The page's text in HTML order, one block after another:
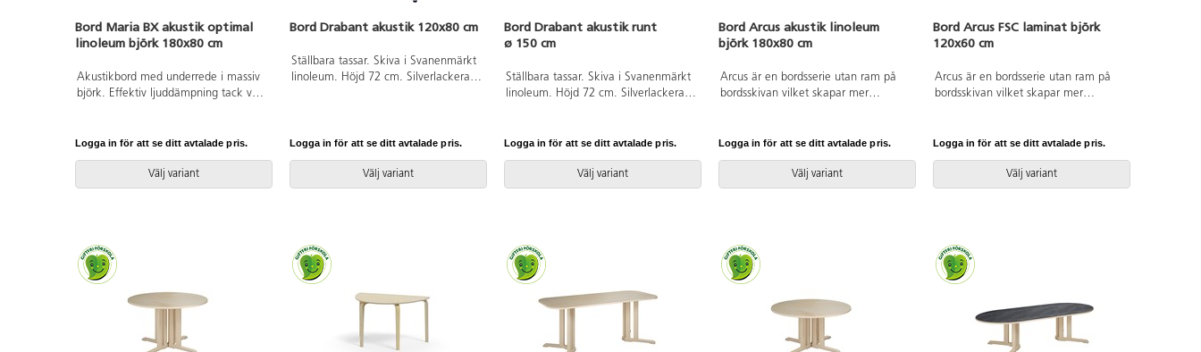
Bord Maria BX akustik optimal
linoleum björk 180x80 cm
Akustikbord med underrede i massiv
björk. Effektiv ljuddämpning tack vare
som är ett Svanenmärkt naturmaterial
helt fritt från PVC och ftalater.
Logga in för att se ditt avtalade pris.
Välj variant
Bord Drabant akustik 120x80 cm
Ställbara tassar. Skiva i Svanenmärkt
linoleum. Höjd 72 cm. Silverlackerat
Logga in för att se ditt avtalade pris.
Välj variant
Bord Drabant akustik runt
ø 150 cm
Ställbara tassar. Skiva i Svanenmärkt
linoleum. Höjd 72 cm. Silverlackerat
Logga in för att se ditt avtalade pris.
Välj variant
Bord Arcus akustik linoleum
björk 180x80 cm
Arcus är en bordsserie utan ram på
bordsskivan vilket skapar mer
Bordsben i björkplywood med en
vinkel utåt och en avsmalande form
neråt längs benet.
Logga in för att se ditt avtalade pris.
Välj variant
Bord Arcus FSC laminat björk
120x60 cm
Arcus är en bordsserie utan ram på
bordsskivan vilket skapar mer
laminat. Hörnradie på 40 mm.
Bordsben i björkplywood med en
vinkel utåt och en avsmalande form
neråt längs benet.
Logga in för att se ditt avtalade pris.
Välj variant